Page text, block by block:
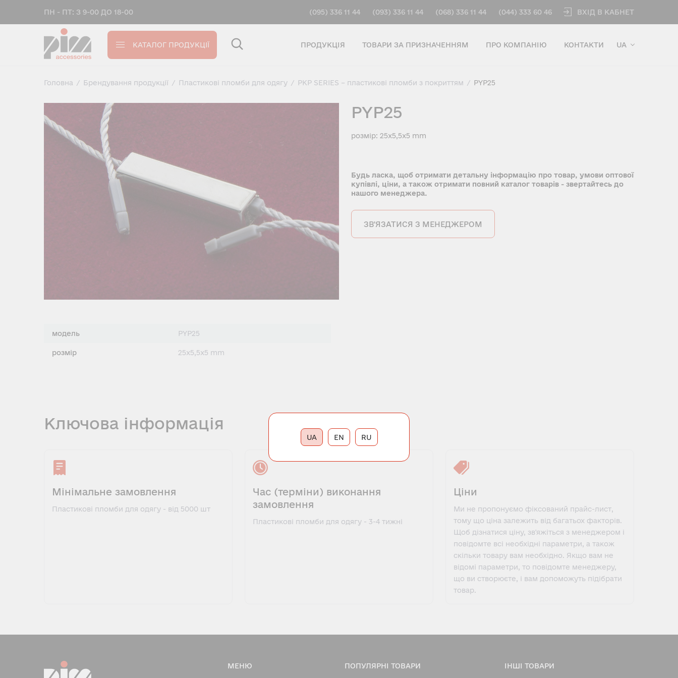
ПН - ПТ: З 9-00 ДО 18-00 (095) 336 11 44 (093) 336 11 44 (068) 336 11 44 (044) 333 60 46 ВХІД В КАБНЕТ
КАТАЛОГ ПРОДУКЦІЇ ПРОДУКЦІЯ ТОВАРИ ЗА ПРИЗНАЧЕННЯМ ПРО КОМПАНІЮ КОНТАКТИ UA
Головна / Брендування продукції / Пластикові пломби для одягу / PKP SERIES – пластикові пломби з покриттям / PYP25
PYP25
розмір: 25x5,5x5 mm
Будь ласка, щоб отримати детальну інформацію про товар, умови оптової
купівлі, ціни, а також отримати повний каталог товарів - звертайтесь до
нашого менеджера.
ЗВ'ЯЗАТИСЯ З МЕНЕДЖЕРОМ
модель PYP25
розмір 25x5,5x5 mm
Ключова інформація
Мінімальне замовлення
Пластикові пломби для одягу - від 5000 шт
Час (терміни) виконання
замовлення
Пластикові пломби для одягу - 3-4 тижні
Ціни
Ми не пропонуємо фіксований прайс-лист,
тому що ціна залежить від багатьох факторів.
Щоб дізнатися ціну, зв'яжіться з менеджером і
повідомте всі необхідні параметри, а також
скільки товару вам необхідно. Якщо вам не
відомі параметри, то повідомте менеджеру,
що ви створюєте, і вам допоможуть підібрати
товар.
МЕНЮ ПОПУЛЯРНІ ТОВАРИ ІНШІ ТОВАРИ
RU
UA EN